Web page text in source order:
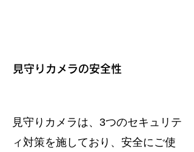
見守りカメラの安全性
見守りカメラは、3つのセキュリテ
ィ対策を施しており、安全にご使